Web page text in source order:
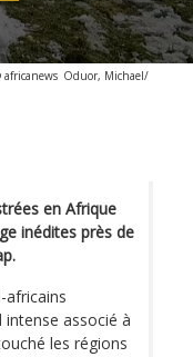
Oduor, Michael/
en Afrique
inédites près de
africains
intense associé à
les régions